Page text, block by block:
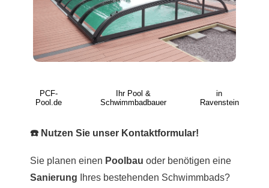
PCF-
Pool.de
Ihr Pool &
Schwimmbadbauer
in
Ravenstein
☎️ Nutzen Sie unser Kontaktformular!
Sie planen einen Poolbau oder benötigen eine
Sanierung Ihres bestehenden Schwimmbads?